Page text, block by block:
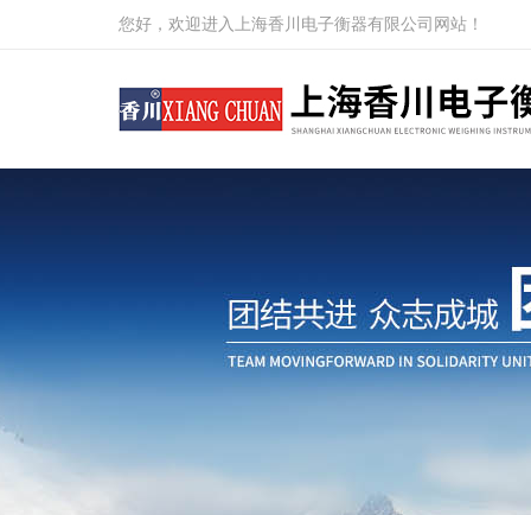
您好，欢迎进入上海香川电子衡器有限公司网站！